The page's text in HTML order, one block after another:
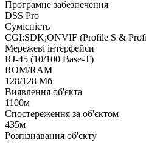
Програмне забезпечення
DSS Pro
Сумісність
CGI;SDK;ONVIF (Profile S &
Мережеві інтерфейси
RJ-45 (10/100 Base-T)
ROM/RAM
128/128 Мб
Виявлення об'єкта
1100м
Спостереження за об'єктом
435м
Розпізнавання об'єкту